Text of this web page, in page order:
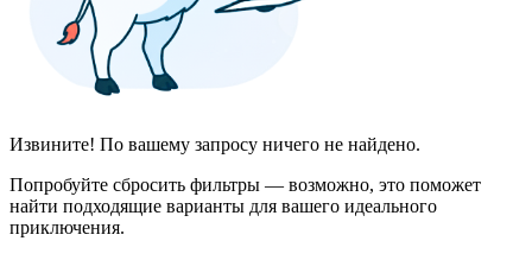
Извините! По вашему запросу ничего не найдено.
Попробуйте сбросить фильтры — возможно, это поможет
найти подходящие варианты для вашего идеального
приключения.